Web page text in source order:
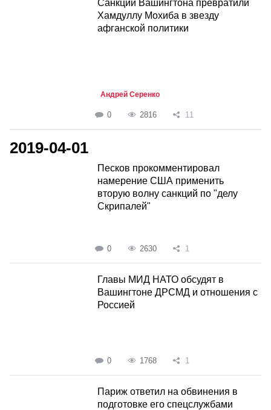
Санкции Вашингтона превратили
Хамдуллу Мохиба в звезду
афганской политики
Андрей Серенко
0 2816 11
2019-04-01
Песков прокомментировал
намерение США применить
вторую волну санкций по "делу
Скрипалей"
0 2630 1
Главы МИД НАТО обсудят в
Вашингтоне ДРСМД и отношения с
Россией
0 1768 1
Париж ответил на обвинения в
подготовке его спецслужбами